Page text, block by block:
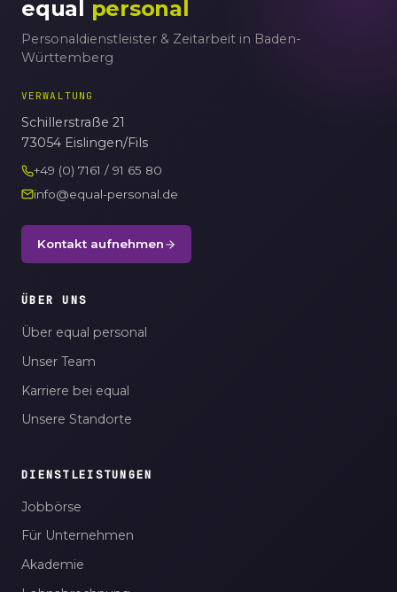
equal personal
Personaldienstleister & Zeitarbeit in Baden-
Württemberg
VERWALTUNG
Schillerstraße 21
73054 Eislingen/Fils
+49 (0) 7161 / 91 65 80
info@equal-personal.de
Kontakt aufnehmen
ÜBER UNS
Über equal personal
Unser Team
Karriere bei equal
Unsere Standorte
DIENSTLEISTUNGEN
Jobbörse
Für Unternehmen
Akademie